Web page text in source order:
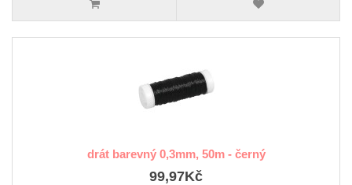
drát barevný 0,3mm, 50m - černý
99,97Kč